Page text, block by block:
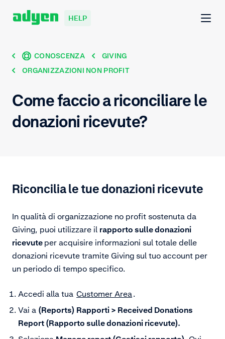
HELP
CONOSCENZA
GIVING
ORGANIZZAZIONI NON PROFIT
Come faccio a riconciliare le
donazioni ricevute?
Riconcilia le tue donazioni ricevute
In qualità di organizzazione no profit sostenuta da
Giving, puoi utilizzare il rapporto sulle donazioni
ricevute per acquisire informazioni sul totale delle
donazioni ricevute tramite Giving sul tuo account per
un periodo di tempo specifico.
Accedi alla tua Customer Area.
Vai a (Reports) Rapporti > Received Donations
Report (Rapporto sulle donazioni ricevute).